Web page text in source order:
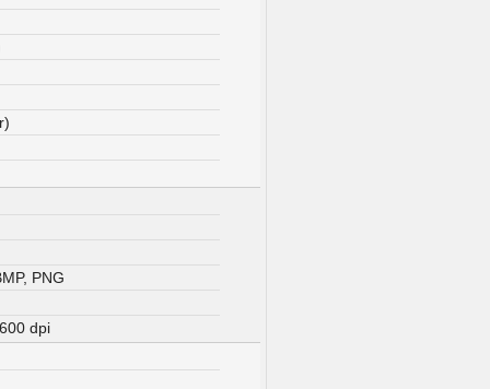
PNG
dpi